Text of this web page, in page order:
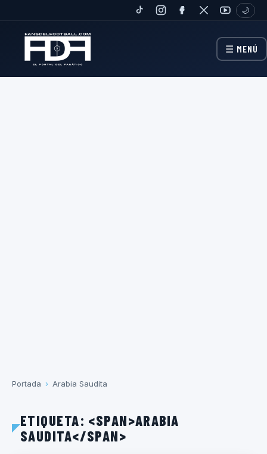
TIKTOKINSTAGRAMFANPAGETWITTERYOUTUBE
🌙
☰ MENÚ
Portada › Arabia Saudita
ETIQUETA: <SPAN>ARABIA
SAUDITA</SPAN>